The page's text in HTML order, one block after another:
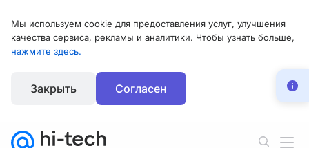
Мы используем cookie для предоставления услуг, улучшения
качества сервиса, рекламы и аналитики. Чтобы узнать больше,
нажмите здесь.
Закрыть Согласен